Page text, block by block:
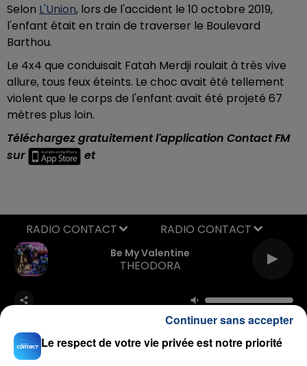
Selon L'Union, lors de l'accident le 10 octobre 2019,
l'enfant était en train de traverser le Boulevard
Barthou.
Le 4x4 que conduisait Fatah Merdji roulait à très vive
allure, tous feux éteints. Le choc avait été tellement
violent que le corps de l'enfant avait été projeté 67
mètres plus loin.
Téléchargez gratuitement l'application Contact FM
sur
et
Be My Valentine
THEODORA
RADIO CONTACT
Le respect de votre vie privée est notre priorité
Continuer sans accepter